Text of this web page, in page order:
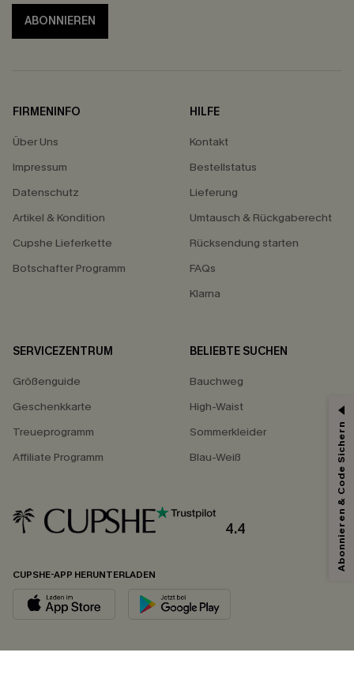
ABONNIEREN
FIRMENINFO
Über Uns
Impressum
Datenschutz
Artikel & Kondition
Cupshe Lieferkette
Botschafter Programm
HILFE
Kontakt
Bestellstatus
Lieferung
Umtausch & Rückgaberecht
Rücksendung starten
FAQs
Klarna
SERVICEZENTRUM
Größenguide
Geschenkkarte
Treueprogramm
Affiliate Programm
BELIEBTE SUCHEN
Bauchweg
High-Waist
Sommerkleider
Blau-Weiß
4.4
CUPSHE-APP HERUNTERLADEN
Abonnieren & Code Sichern